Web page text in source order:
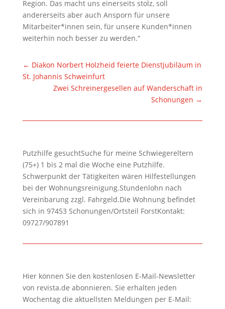
Region. Das macht uns einerseits stolz, soll
andererseits aber auch Ansporn für unsere
Mitarbeiter*innen sein, für unsere Kunden*innen
weiterhin noch besser zu werden.“
← Diakon Norbert Holzheid feierte Dienstjubiläum in
St. Johannis Schweinfurt
Zwei Schreinergesellen auf Wanderschaft in
Schonungen →
Putzhilfe gesuchtSuche für meine Schwiegereltern
(75+) 1 bis 2 mal die Woche eine Putzhilfe.
Schwerpunkt der Tätigkeiten wären Hilfestellungen
bei der Wohnungsreinigung.Stundenlohn nach
Vereinbarung zzgl. Fahrgeld.Die Wohnung befindet
sich in 97453 Schonungen/Ortsteil ForstKontakt:
09727/907891
Hier können Sie den kostenlosen E-Mail-Newsletter
von revista.de abonnieren. Sie erhalten jeden
Wochentag die aktuellsten Meldungen per E-Mail: